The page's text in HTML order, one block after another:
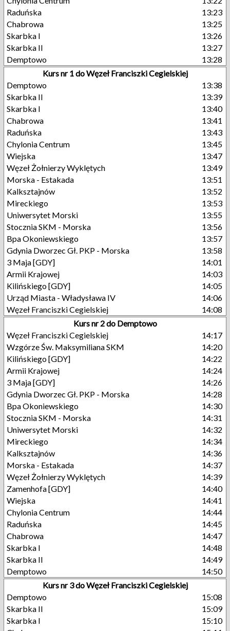
Raduńska
13:23
Chabrowa
13:25
Skarbka I
13:26
Skarbka II
13:27
Demptowo
13:28
Kurs nr 1 do Węzeł Franciszki Cegielskiej
Demptowo
13:38
Skarbka II
13:39
Skarbka I
13:40
Chabrowa
13:41
Raduńska
13:43
Chylonia Centrum
13:45
Wiejska
13:47
Węzeł Żołnierzy Wyklętych
13:49
Morska - Estakada
13:51
Kalksztajnów
13:52
Mireckiego
13:53
Uniwersytet Morski
13:55
Stocznia SKM - Morska
13:56
Bpa Okoniewskiego
13:57
Gdynia Dworzec Gł. PKP - Morska
13:58
3 Maja [GDY]
14:01
Armii Krajowej
14:03
Kilińskiego [GDY]
14:05
Urząd Miasta - Władysława IV
14:06
Węzeł Franciszki Cegielskiej
14:08
Kurs nr 2 do Demptowo
Węzeł Franciszki Cegielskiej
14:17
Wzgórze Św. Maksymiliana SKM
14:20
Kilińskiego [GDY]
14:22
Armii Krajowej
14:24
3 Maja [GDY]
14:26
Gdynia Dworzec Gł. PKP - Morska
14:28
Bpa Okoniewskiego
14:30
Stocznia SKM - Morska
14:31
Uniwersytet Morski
14:32
Mireckiego
14:34
Kalksztajnów
14:36
Morska - Estakada
14:37
Węzeł Żołnierzy Wyklętych
14:39
Zamenhofa [GDY]
14:40
Wiejska
14:41
Chylonia Centrum
14:44
Raduńska
14:45
Chabrowa
14:47
Skarbka I
14:48
Skarbka II
14:49
Demptowo
14:50
Kurs nr 3 do Węzeł Franciszki Cegielskiej
Demptowo
15:08
Skarbka II
15:09
Skarbka I
15:10